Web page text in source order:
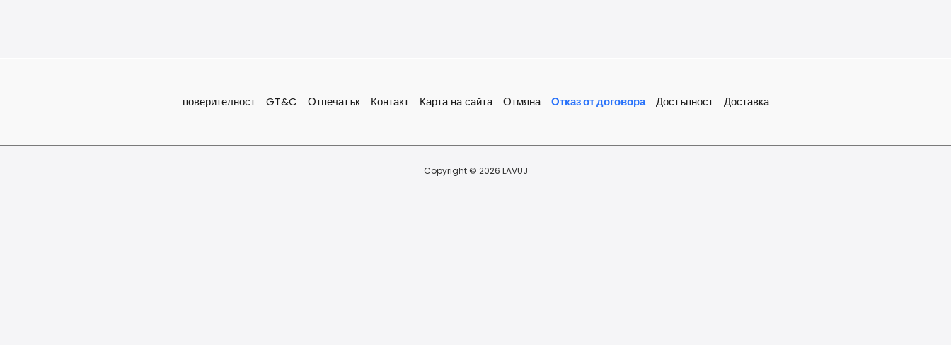
поверителност GT&C Отпечатък Контакт Карта на сайта Отмяна Отказ от договора Достъпност Доставка
Copyright © 2026 LAVUJ